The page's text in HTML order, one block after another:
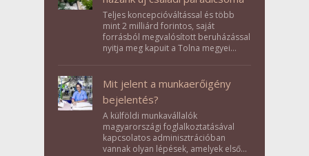
Teljes koncepcióváltással és több
mint 2 milliárd forintos, saját
forrásból megvalósított beruházással
nyitja meg kapuit a Tolna megyei
Mit jelent a munkaerőigény
bejelentés?
A külföldi munkavállalók
magyarországi foglalkoztatásával
kapcsolatos adminisztrációban
vannak olyan lépések, amelyek első